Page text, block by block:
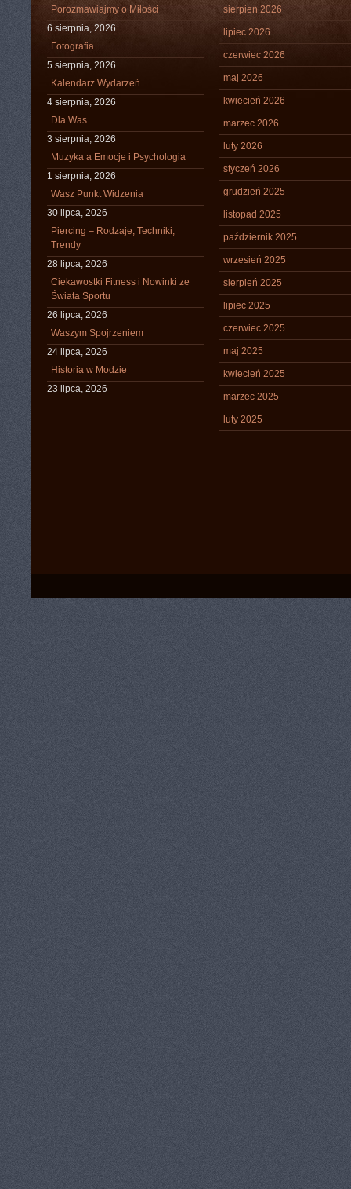
Porozmawiajmy o Miłości
6 sierpnia, 2026
Fotografia
5 sierpnia, 2026
Kalendarz Wydarzeń
4 sierpnia, 2026
Dla Was
3 sierpnia, 2026
Muzyka a Emocje i Psychologia
1 sierpnia, 2026
Wasz Punkt Widzenia
30 lipca, 2026
Piercing – Rodzaje, Techniki,
Trendy
28 lipca, 2026
Ciekawostki Fitness i Nowinki ze
Świata Sportu
26 lipca, 2026
Waszym Spojrzeniem
24 lipca, 2026
Historia w Modzie
23 lipca, 2026
sierpień 2026
lipiec 2026
czerwiec 2026
maj 2026
kwiecień 2026
marzec 2026
luty 2026
styczeń 2026
grudzień 2025
listopad 2025
październik 2025
wrzesień 2025
sierpień 2025
lipiec 2025
czerwiec 2025
maj 2025
kwiecień 2025
marzec 2025
luty 2025